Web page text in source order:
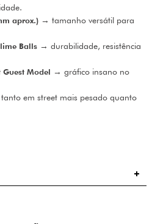
aprox.)→ tamanho versátil para
Balls→ durabilidade, resistência
Guest Model → gráfico insano no
em street mais pesado quanto